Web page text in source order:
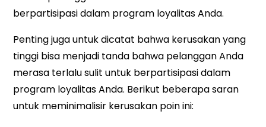
berpartisipasi dalam program loyalitas Anda.
Penting juga untuk dicatat bahwa kerusakan yang
tinggi bisa menjadi tanda bahwa pelanggan Anda
merasa terlalu sulit untuk berpartisipasi dalam
program loyalitas Anda. Berikut beberapa saran
untuk meminimalisir kerusakan poin ini: